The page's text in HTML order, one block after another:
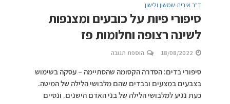
ד"ר אירית שמשון ולישון
סיפורי פיות על כובעים ומצנפות
לשינה רצופה וחלומות פז
18/08/2022 הוספת תגובה
סיפורי בדים: הסדרה הקסומה שהסתיימה – עסקה בשימוש
בצבעים במצעים ובבדים שהם מלבושי הלילה של המיטה.
כעת נגיע למלבושי הלילה של בני האדם הישנים. ונסיים